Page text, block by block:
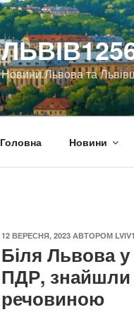
Новини Львова та
Головна Новини
ОПУБЛІКОВАНО
12 ВЕРЕСНЯ, 2023 АВТОРОМ
Біля Львова
ПДР, знайшли
речовиною